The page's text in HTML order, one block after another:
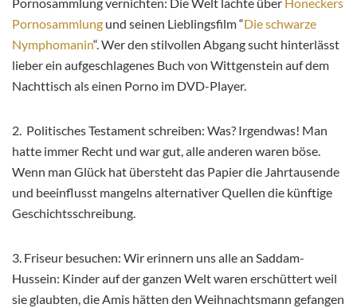
Pornosammlung und seinen Lieblingsfilm “Die schwarze
Nymphomanin“. Wer den stilvollen Abgang sucht hinterlässt
lieber ein aufgeschlagenes Buch von Wittgenstein auf dem
Nachttisch als einen Porno im DVD-Player.
2. Politisches Testament schreiben: Was? Irgendwas! Man
hatte immer Recht und war gut, alle anderen waren böse.
Wenn man Glück hat übersteht das Papier die Jahrtausende
und beeinflusst mangelns alternativer Quellen die künftige
Geschichtsschreibung.
3. Friseur besuchen: Wir erinnern uns alle an Saddam-
Hussein: Kinder auf der ganzen Welt waren erschüttert weil
sie glaubten, die Amis hätten den Weihnachtsmann gefangen